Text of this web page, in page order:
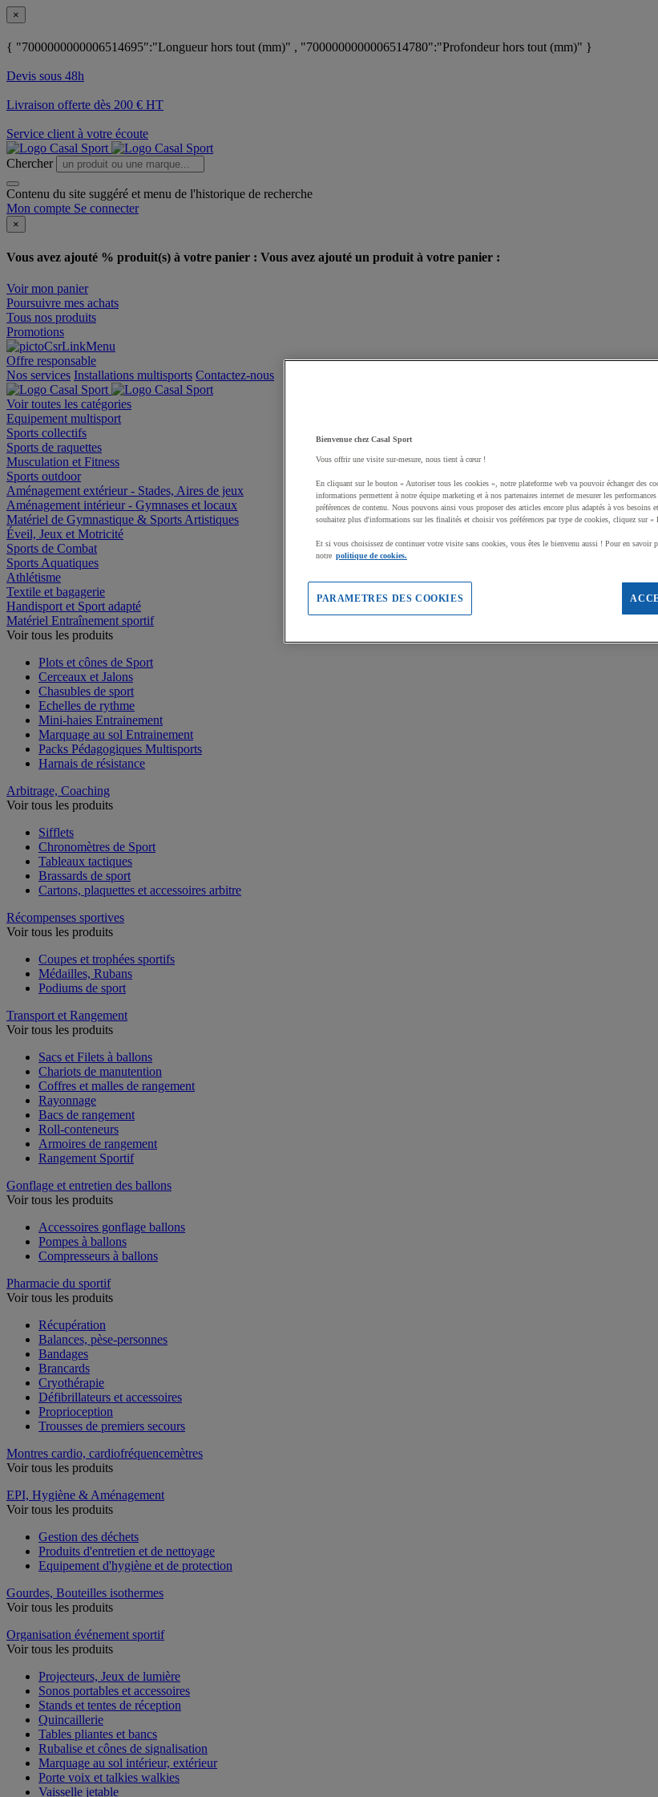
×
{ "7000000000006514695":"Longueur hors tout (mm)" , "7000000000006514780":"Profondeur hors tout (mm)" }
Devis sous 48h
Livraison offerte dès 200 € HT
Service client à votre écoute
Chercher
Contenu du site suggéré et menu de l'historique de recherche
Mon compte Se connecter
×
Vous avez ajouté % produit(s) à votre panier : Vous avez ajouté un produit à votre panier :
Voir mon panier
Poursuivre mes achats
Tous nos produits
Promotions
Offre responsable
Nos services Installations multisports Contactez-nous
Voir toutes les catégories
Equipement multisport
Sports collectifs
Sports de raquettes
Musculation et Fitness
Sports outdoor
Aménagement extérieur - Stades, Aires de jeux
Aménagement intérieur - Gymnases et locaux
Matériel de Gymnastique & Sports Artistiques
Éveil, Jeux et Motricité
Sports de Combat
Sports Aquatiques
Athlétisme
Textile et bagagerie
Handisport et Sport adapté
Matériel Entraînement sportif
Voir tous les produits
Plots et cônes de Sport
Cerceaux et Jalons
Chasubles de sport
Echelles de rythme
Mini-haies Entrainement
Marquage au sol Entrainement
Packs Pédagogiques Multisports
Harnais de résistance
Arbitrage, Coaching
Voir tous les produits
Sifflets
Chronomètres de Sport
Tableaux tactiques
Brassards de sport
Cartons, plaquettes et accessoires arbitre
Récompenses sportives
Voir tous les produits
Coupes et trophées sportifs
Médailles, Rubans
Podiums de sport
Transport et Rangement
Voir tous les produits
Sacs et Filets à ballons
Chariots de manutention
Coffres et malles de rangement
Rayonnage
Bacs de rangement
Roll-conteneurs
Armoires de rangement
Rangement Sportif
Gonflage et entretien des ballons
Voir tous les produits
Accessoires gonflage ballons
Pompes à ballons
Compresseurs à ballons
Pharmacie du sportif
Voir tous les produits
Récupération
Balances, pèse-personnes
Bandages
Brancards
Cryothérapie
Défibrillateurs et accessoires
Proprioception
Trousses de premiers secours
Montres cardio, cardiofréquencemètres
Voir tous les produits
EPI, Hygiène & Aménagement
Voir tous les produits
Gestion des déchets
Produits d'entretien et de nettoyage
Equipement d'hygiène et de protection
Gourdes, Bouteilles isothermes
Voir tous les produits
Organisation événement sportif
Voir tous les produits
Projecteurs, Jeux de lumière
Sonos portables et accessoires
Stands et tentes de réception
Quincaillerie
Tables pliantes et bancs
Rubalise et cônes de signalisation
Marquage au sol intérieur, extérieur
Porte voix et talkies walkies
Vaisselle jetable
Bienvenue chez Casal Sport
Vous offrir une visite sur-mesure, nous tient à cœur !
En cliquant sur le bouton « Autoriser tous les cookies », notre plateforme web va pouvoir échanger des
informations permettent à notre équipe marketing et à nos partenaires internet de mesurer les
préférences de contenu. Nous pouvons ainsi vous proposer des articles encore plus adaptés à vos
souhaitez plus d'informations sur les finalités et choisir vos préférences par type de cookies, cliquez sur «
Et si vous choisissez de continuer votre visite sans cookies, vous êtes le bienvenu aussi ! Pour en savoir
notre politique de cookies.
PARAMETRES DES COOKIES